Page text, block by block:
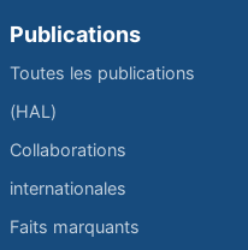
Publications
Toutes les publications
(HAL)
Collaborations
internationales
Faits marquants